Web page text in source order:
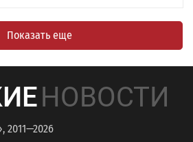
Показать еще
НОВОСТИ
2011—2026